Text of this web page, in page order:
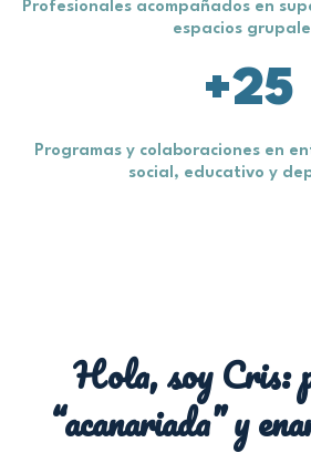
Profesionales acompañados en
espacios
+25
Programas y colaboraciones en
social, educativo y
Hola, soy Cris:
“acanariada” y